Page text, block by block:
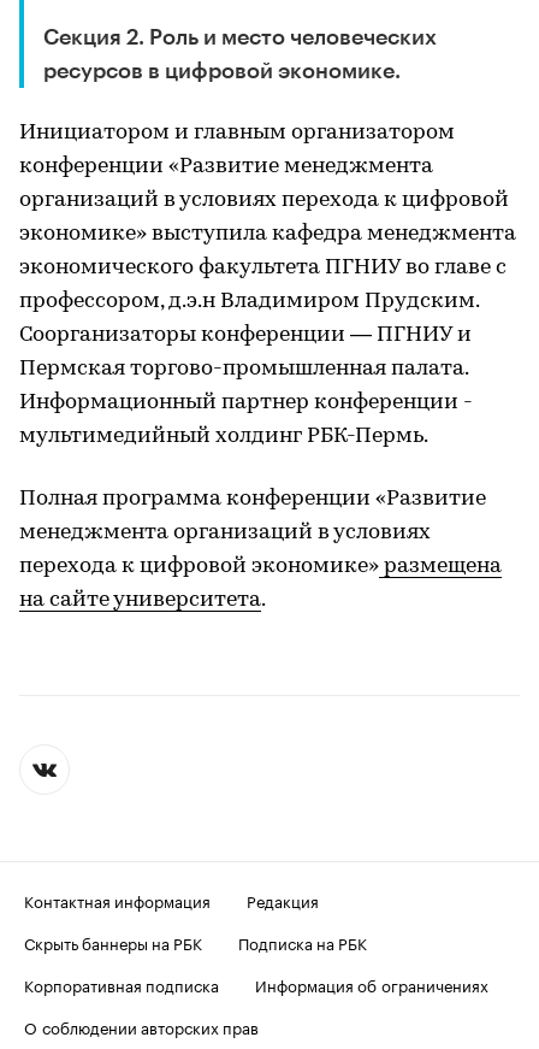
Секция 2. Роль и место человеческих
ресурсов в цифровой экономике.
Инициатором и главным организатором
конференции «Развитие менеджмента
организаций в условиях перехода к цифровой
экономике» выступила кафедра менеджмента
экономического факультета ПГНИУ во главе с
профессором, д.э.н Владимиром Прудским.
Соорганизаторы конференции — ПГНИУ и
Пермская торгово-промышленная палата.
Информационный партнер конференции -
мультимедийный холдинг РБК-Пермь.
Полная программа конференции «Развитие
менеджмента организаций в условиях
перехода к цифровой экономике» размещена
на сайте университета.
Контактная информация
Редакция
Скрыть баннеры на РБК
Подписка на РБК
Корпоративная подписка
Информация об ограничениях
О соблюдении авторских прав